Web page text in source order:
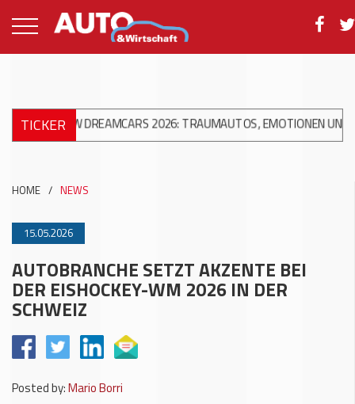
TICKER
ACW DREAMCARS 2026: TRAUMAUTOS, EMOTIONEN UND 10 JAHRE
HOME / NEWS
15.05.2026
AUTOBRANCHE SETZT AKZENTE BEI
DER EISHOCKEY-WM 2026 IN DER
SCHWEIZ
Posted by:Mario Borri